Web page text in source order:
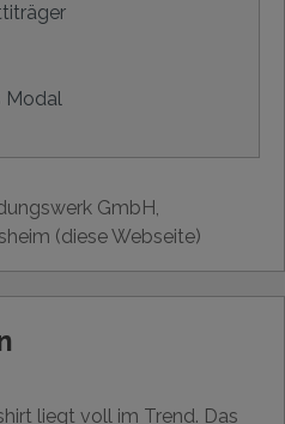
Modal
GmbH,
(diese Webseite)
liegt voll im Trend. Das